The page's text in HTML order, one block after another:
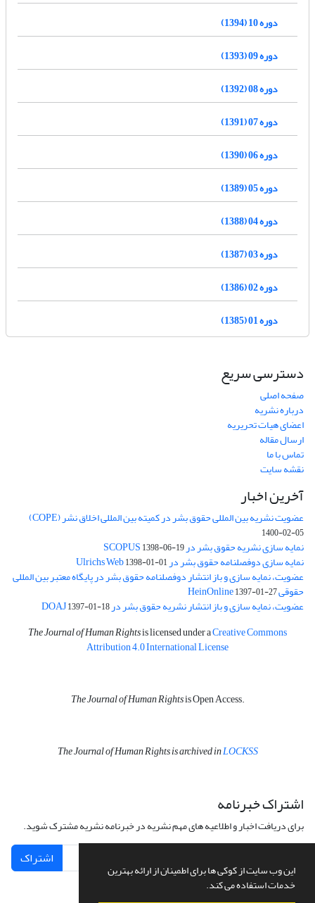
این وب سایت از کوکی ها برای اطمینان از ارائه بهترین
خدمات استفاده می کند.
دوره 10 (1394)
دوره 09 (1393)
دوره 08 (1392)
دوره 07 (1391)
دوره 06 (1390)
دوره 05 (1389)
دوره 04 (1388)
دوره 03 (1387)
دوره 02 (1386)
دوره 01 (1385)
دسترسی سریع
صفحه اصلی
درباره نشریه
اعضای هیات تحریریه
ارسال مقاله
تماس با ما
نقشه سایت
آخرین اخبار
عضویت نشریه بین المللی حقوق بشر در کمیته بین المللی اخلاق نشر (COPE)
1400-02-05
نمایه سازی نشریه حقوق بشر در SCOPUS1398-06-19
نمایه سازی دوفصلنامه حقوق بشر در Ulrichs Web1398-01-01
عضویت، نمایه سازی و باز انتشار دوفصلنامه حقوق بشر در پایگاه معتبر بین المللی
حقوقی HeinOnline1397-01-27
عضویت، نمایه سازی و باز انتشار نشریه حقوق بشر در DOAJ1397-01-18
The Journal of Human Rightsis licensed under aCreative Commons
Attribution 4.0 International License
The Journal of Human Rightsis Open Access.
The Journal of Human Rights is archived inLOCKSS
اشتراک خبرنامه
برای دریافت اخبار و اطلاعیه های مهم نشریه در خبرنامه نشریه مشترک شوید.
اشتراک